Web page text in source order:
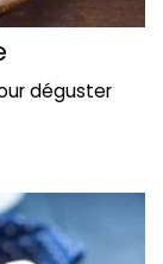
déguster